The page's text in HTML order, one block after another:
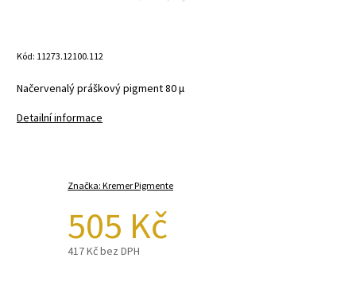
Kód: 11273.12100.112
Načervenalý práškový pigment80 μ
Detailní informace
Značka: Kremer Pigmente
505 Kč
417 Kč bez DPH